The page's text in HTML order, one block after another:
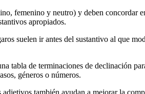
femenino y neutro) y deben concordar
apropiados.
suelen ir antes del sustantivo al que
tabla de terminaciones de declinación
géneros o números.
también ayudan a mejorar la